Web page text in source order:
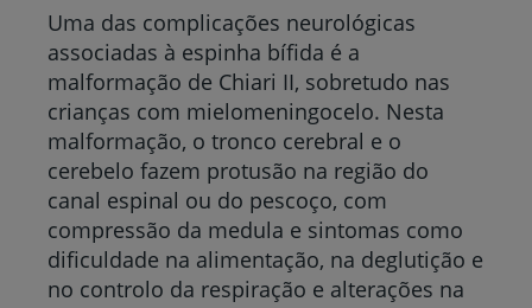
Uma das complicações neurológicas
associadas à espinha bífida é a
malformação de Chiari II, sobretudo nas
crianças com mielomeningocelo. Nesta
malformação, o tronco cerebral e o
cerebelo fazem protusão na região do
canal espinal ou do pescoço, com
compressão da medula e sintomas como
dificuldade na alimentação, na deglutição e
no controlo da respiração e alterações na